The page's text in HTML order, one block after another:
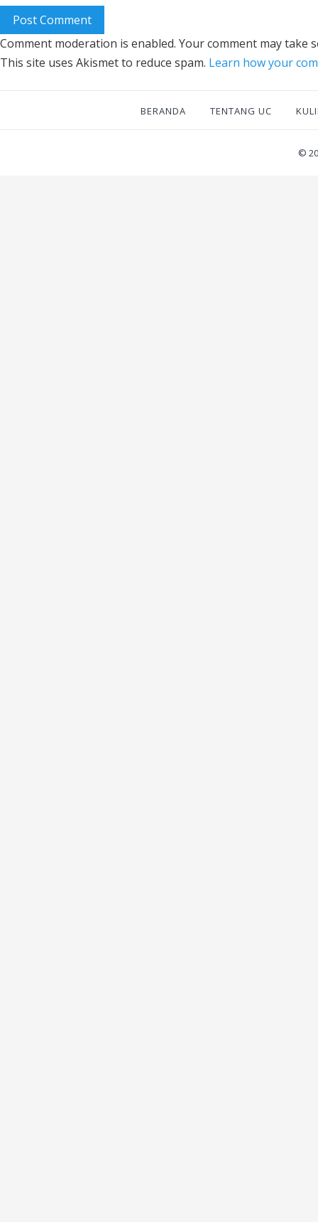
Comment moderation is enabled. Your comment may take
This site uses Akismet to reduce spam. Learn how your
BERANDA TENTANG UC
©